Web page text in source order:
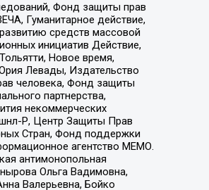
Фонд защиты прав
Гуманитарное действие,
средств массовой
инициатив Действие,
Новое время,
Левады, Издательство
человека, Фонд защиты
партнерства,
некоммерческих
Р, Центр Защиты Прав
Стран, Фонд поддержки
агентство МЕМО.
антимонопольная
Ольга Вадимовна,
Валерьевна, Бойко